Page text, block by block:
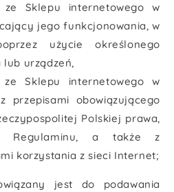
ze Sklepu internetowego w
jego funkcjonowania, w
użycie określonego
urządzeń,
ze Sklepu internetowego w
przepisami obowiązującego
Polskiej prawa,
Regulaminu, a także z
korzystania z sieci Internet;
jest do podawania